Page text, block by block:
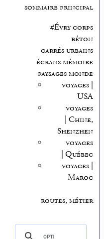
sommaire principal
#Évry corps
béton
carrés urbains
écrans mémoire
paysages monde
voyages |
USA
voyages
| Chine,
Shenzhen
voyages
| Québec
voyages |
Maroc
routes, métier